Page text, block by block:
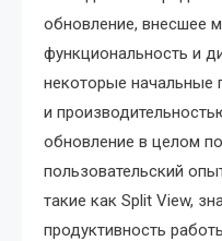
обновление, внесшее
функциональность и
некоторые
и
обновление в целом
пользовательский
такие как Split View,
продуктивность